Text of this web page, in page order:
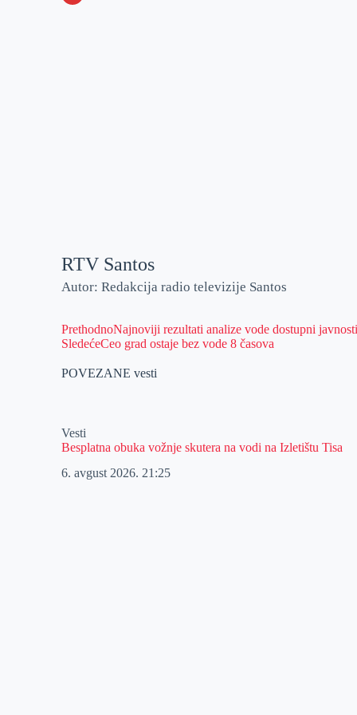
RTV Santos
Autor: Redakcija radio televizije Santos
PrethodnoNajnoviji rezultati analize vode dostupni javnosti
SledećeCeo grad ostaje bez vode 8 časova
POVEZANE vesti
Vesti
Besplatna obuka vožnje skutera na vodi na Izletištu Tisa
6. avgust 2026. 21:25